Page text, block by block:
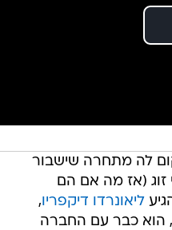
לה מתחרה שישבור
(אז מה אם הם
ליאונרדו דיקפריו,
הוא כבר עם החברה